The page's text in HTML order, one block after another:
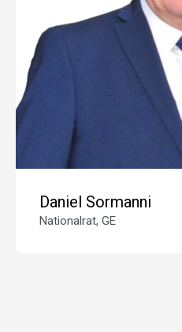
Daniel Sormanni
Nationalrat, GE